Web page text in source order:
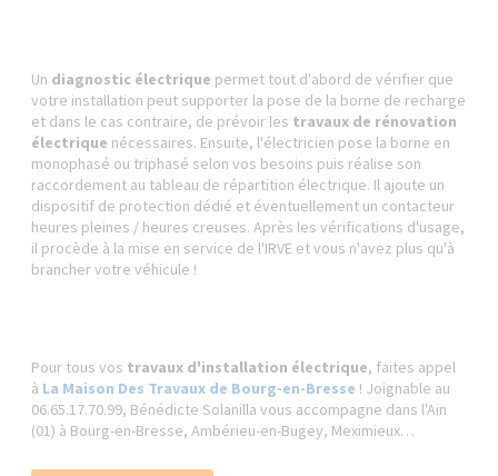
Un diagnostic électrique permet tout d'abord de vérifier que
votre installation peut supporter la pose de la borne de recharge
et dans le cas contraire, de prévoir les travaux de rénovation
électrique nécessaires. Ensuite, l'électricien pose la borne en
monophasé ou triphasé selon vos besoins puis réalise son
raccordement au tableau de répartition électrique. Il ajoute un
dispositif de protection dédié et éventuellement un contacteur
heures pleines / heures creuses. Après les vérifications d'usage,
il procède à la mise en service de l'IRVE et vous n'avez plus qu'à
brancher votre véhicule !
Pour tous vos travaux d'installation électrique, faites appel
à La Maison Des Travaux de Bourg-en-Bresse ! Joignable au
06.65.17.70.99, Bénédicte Solanilla vous accompagne dans l'Ain
(01) à Bourg-en-Bresse, Ambérieu-en-Bugey, Meximieux…